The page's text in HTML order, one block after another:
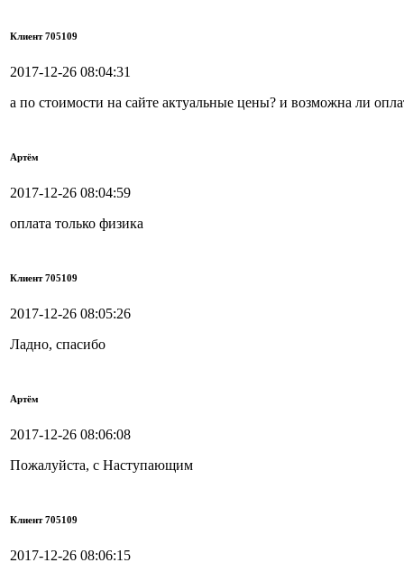
Клиент 705109
2017-12-26 08:04:31
а по стоимости на сайте актуальные цены? и возможна ли
Артём
2017-12-26 08:04:59
оплата только физика
Клиент 705109
2017-12-26 08:05:26
Ладно, спасибо
Артём
2017-12-26 08:06:08
Пожалуйста, с Наступающим
Клиент 705109
2017-12-26 08:06:15